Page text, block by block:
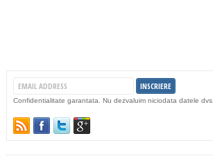
Confidentialitate garantata. Nu dezvaluim niciodata datele dvs.